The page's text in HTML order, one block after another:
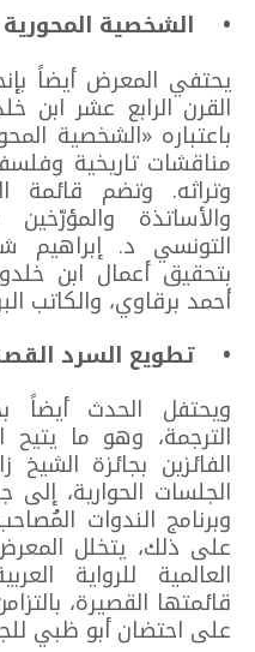
• الشخصية المحورية
يحتفي المعرض أيضاً
القرن الرابع عشر ابن
باعتباره «الشخصية
مناقشات تاريخية
وتراثه. وتضم قائمة
والأساتذة
التونسي د. إبراهيم
بتحقيق أعمال ابن
أحمد برقاوي، والكاتب
• تطويع السرد
ويحتفل الحدث أيضاً
الترجمة، وهو ما يتيح
الجلسات الحوارية،
وبرنامج الندوات
على ذلك، يتخلل المعرض
العالمية للرواية
على احتضان أبو ظبي